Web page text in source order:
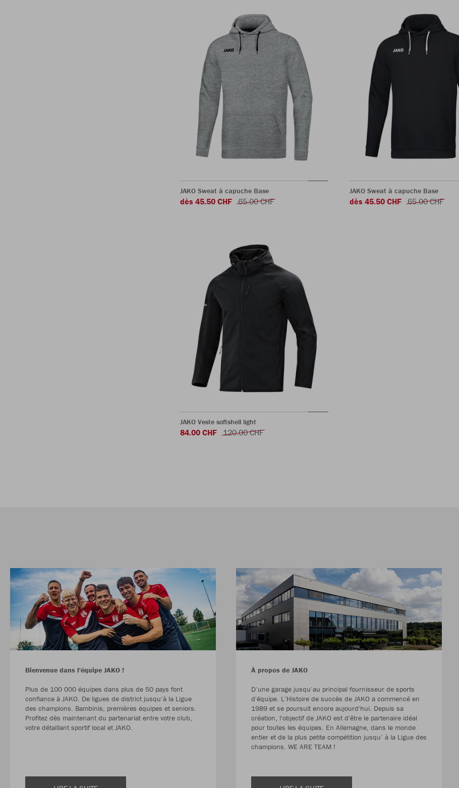
JAKO Sweat à capuche Base
dès 45.50 CHF 65.00 CHF
JAKO Sweat à capuche Base
dès 45.50 CHF 65.00 CHF
JAKO Veste softshell light
84.00 CHF 120.00 CHF
Bienvenue dans l'équipe JAKO !
Plus de 100 000 équipes dans plus de 50 pays font
confiance à JAKO. De ligues de district jusqu‘à la Ligue
des champions. Bambinis, premières équipes et seniors.
Profitez dès maintenant du partenariat entre votre club,
votre détaillant sportif local et JAKO.
À propos de JAKO
D‘une garage jusqu‘au principal fournisseur de sports
d'équipe. L’Histoire de succès de JAKO a commencé en
1989 et se poursuit encore aujourd'hui. Depuis sa
création, l'objectif de JAKO est d'être le partenaire idéal
pour toutes les équipes. En Allemagne, dans le monde
entier et de la plus petite compétition jusqu‘ à la Ligue des
champions. WE ARE TEAM !